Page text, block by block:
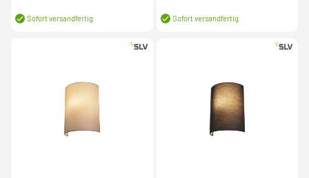
Sofort versandfertig Sofort versandfertig